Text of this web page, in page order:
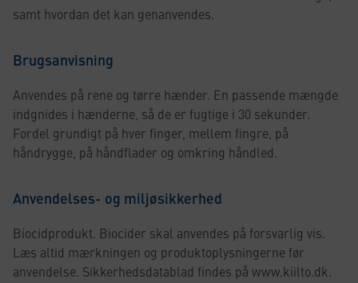
samt hvordan det kan genanvendes.
Brugsanvisning
Anvendes på rene og tørre hænder. En passende mængde
indgnides i hænderne, så de er fugtige i 30 sekunder.
Fordel grundigt på hver finger, mellem fingre, på
håndrygge, på håndflader og omkring håndled.
Anvendelses- og miljøsikkerhed
Biocidprodukt. Biocider skal anvendes på forsvarlig vis.
Læs altid mærkningen og produktoplysningerne før
anvendelse. Sikkerhedsdatablad findes på www.kiilto.dk.